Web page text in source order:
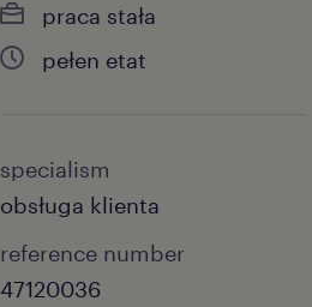
praca stała
pełen etat
specialism
obsługa klienta
reference number
47120036